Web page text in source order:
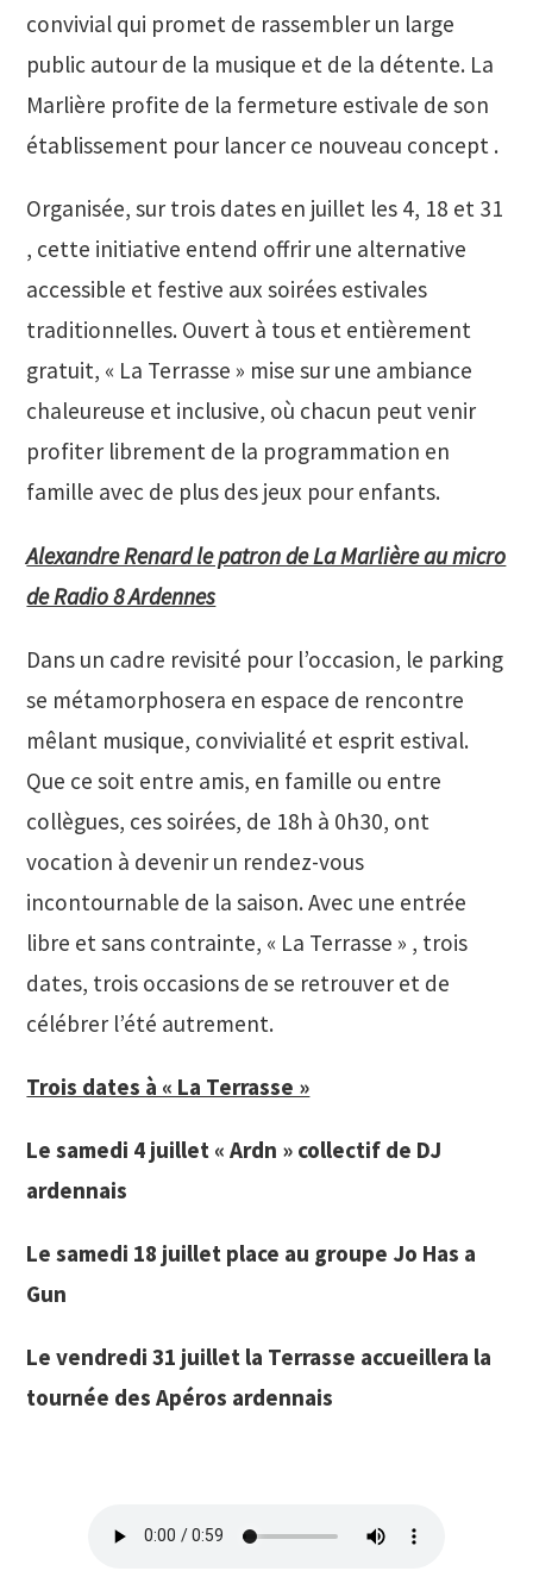
convivial qui promet de rassembler un large
public autour de la musique et de la détente. La
Marlière profite de la fermeture estivale de son
établissement pour lancer ce nouveau concept .
Organisée, sur trois dates en juillet les 4, 18 et 31
, cette initiative entend offrir une alternative
accessible et festive aux soirées estivales
traditionnelles. Ouvert à tous et entièrement
gratuit, « La Terrasse » mise sur une ambiance
chaleureuse et inclusive, où chacun peut venir
profiter librement de la programmation en
famille avec de plus des jeux pour enfants.
Alexandre Renard le patron de La Marlière au micro
de Radio 8 Ardennes
Dans un cadre revisité pour l’occasion, le parking
se métamorphosera en espace de rencontre
mêlant musique, convivialité et esprit estival.
Que ce soit entre amis, en famille ou entre
collègues, ces soirées, de 18h à 0h30, ont
vocation à devenir un rendez-vous
incontournable de la saison. Avec une entrée
libre et sans contrainte, « La Terrasse » , trois
dates, trois occasions de se retrouver et de
célébrer l’été autrement.
Trois dates à « La Terrasse »
Le samedi 4 juillet « Ardn » collectif de DJ
ardennais
Le samedi 18 juillet place au groupe Jo Has a
Gun
Le vendredi 31 juillet la Terrasse accueillera la
tournée des Apéros ardennais